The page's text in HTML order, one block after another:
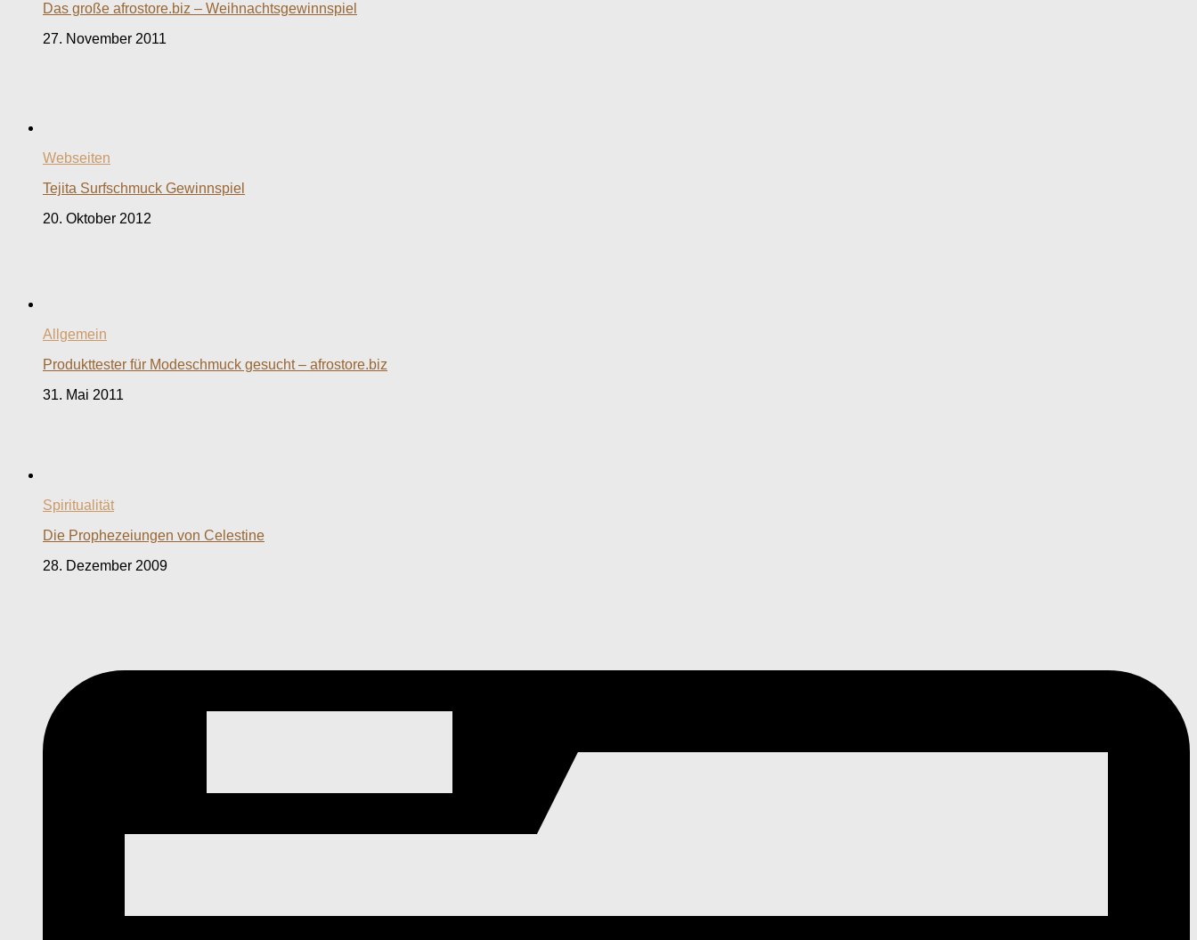
Das große afrostore.biz – Weihnachtsgewinnspiel
27. November 2011
Webseiten
Tejita Surfschmuck Gewinnspiel
20. Oktober 2012
Allgemein
Produkttester für Modeschmuck gesucht – afrostore.biz
31. Mai 2011
Spiritualität
Die Prophezeiungen von Celestine
28. Dezember 2009